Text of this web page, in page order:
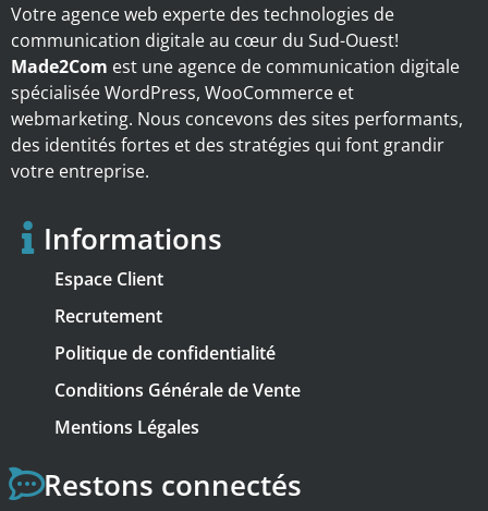
Votre agence web experte des technologies de
communication digitale au cœur du Sud-Ouest!
Made2Com est une agence de communication digitale
spécialisée WordPress, WooCommerce et
webmarketing. Nous concevons des sites performants,
des identités fortes et des stratégies qui font grandir
votre entreprise.
Informations
Espace Client
Recrutement
Politique de confidentialité
Conditions Générale de Vente
Mentions Légales
Restons connectés